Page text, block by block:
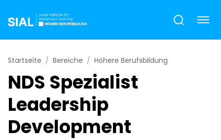
Startseite Bereiche Höhere Berufsbildung
NDS Spezialist
Leadership
Development